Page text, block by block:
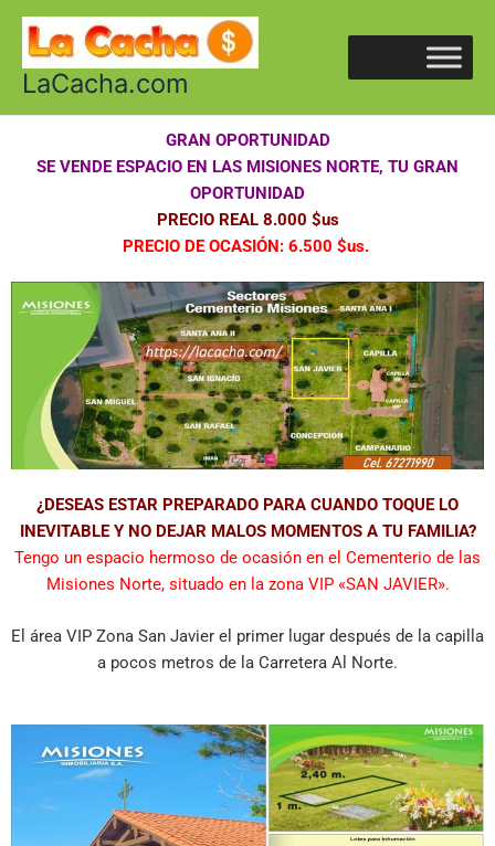
contenido
LaCacha.com
GRAN OPORTUNIDAD
SE VENDE ESPACIO EN LAS MISIONES NORTE, TU GRAN
OPORTUNIDAD
PRECIO REAL 8.000 $us
PRECIO DE OCASIÓN: 6.500 $us.
¿DESEAS ESTAR PREPARADO PARA CUANDO TOQUE LO
INEVITABLE Y NO DEJAR MALOS MOMENTOS A TU FAMILIA?
Tengo un espacio hermoso de ocasión en el Cementerio de las
Misiones Norte, situado en la zona VIP «SAN JAVIER».
El área VIP Zona San Javier el primer lugar después de la capilla
a pocos metros de la Carretera Al Norte.